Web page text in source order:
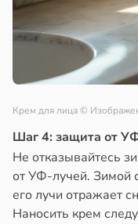
Крем для лица©
Шаг 4: защита от
Не отказывайтесь
от УФ-лучей. Зимой
его лучи отражает
Наносить крем